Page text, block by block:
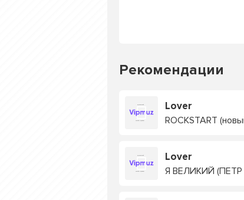
Рекомендации
Lover
ROCKSTART
Lover
Я ВЕЛИКИЙ (ПЕТР